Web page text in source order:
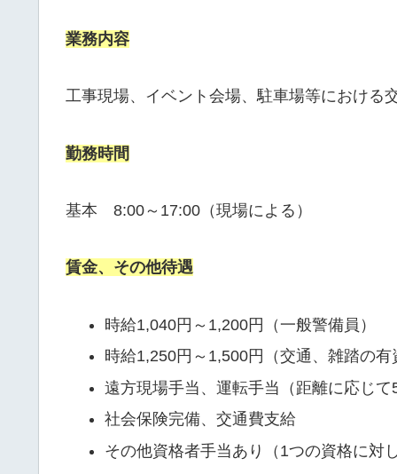
業務内容
工事現場、イベント会場、駐車場等における
勤務時間
基本 8:00～17:00（現場による）
賃金、その他待遇
時給1,040円～1,200円（一般警備員）
時給1,250円～1,500円（交通、雑踏の有
遠方現場手当、運転手当（距離に応じ
社会保険完備、交通費支給
その他資格者手当あり（1つの資格に対